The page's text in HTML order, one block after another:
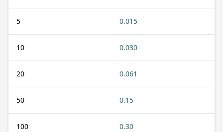
5 0.015
10 0.030
20 0.061
50 0.15
100 0.30